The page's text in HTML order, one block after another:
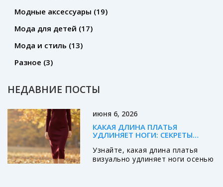
Модные аксессуары (19)
Мода для детей (17)
Мода и стиль (13)
Разное (3)
НЕДАВНИЕ ПОСТЫ
июня 6, 2026
КАКАЯ ДЛИНА ПЛАТЬЯ
УДЛИНЯЕТ НОГИ: СЕКРЕТЫ
ОСЕНЬ 2026
Узнайте, какая длина платья
визуально удлиняет ноги осенью